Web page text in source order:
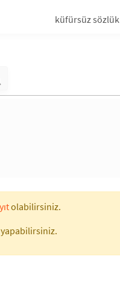
küfürsüz sözlük
olabilirsiniz.